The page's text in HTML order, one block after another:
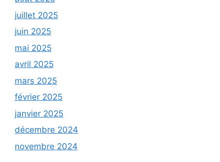
juillet 2025
juin 2025
mai 2025
avril 2025
mars 2025
février 2025
janvier 2025
décembre 2024
novembre 2024